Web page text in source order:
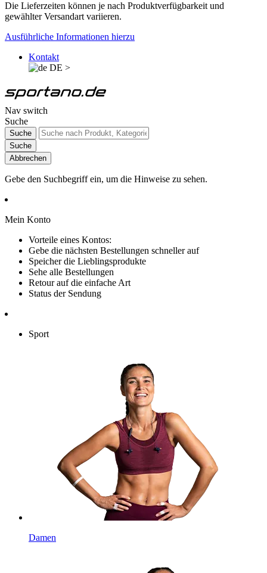
Die Lieferzeiten können je nach Produktverfügbarkeit und
gewählter Versandart variieren.
Ausführliche Informationen hierzu
Kontakt
DE >
Nav switch
Suche
Suche
Suche
Abbrechen
Gebe den Suchbegriff ein, um die Hinweise zu sehen.
Mein Konto
Vorteile eines Kontos:
Gebe die nächsten Bestellungen schneller auf
Speicher die Lieblingsprodukte
Sehe alle Bestellungen
Retour auf die einfache Art
Status der Sendung
Sport
Damen